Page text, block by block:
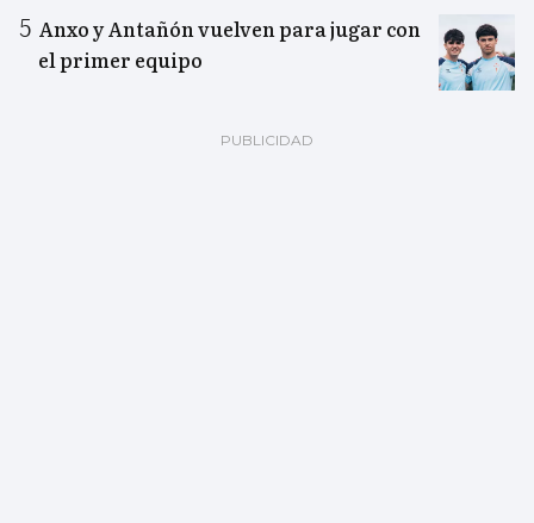
Anxo y Antañón vuelven para jugar con
el primer equipo